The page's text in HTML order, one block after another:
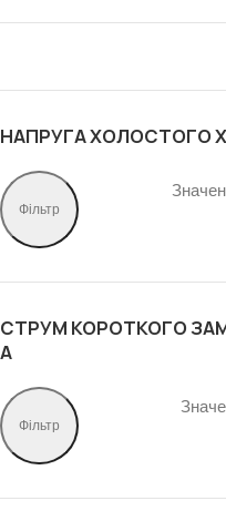
НАПРУГА ХОЛОСТОГО
Фільтр
СТРУМ КОРОТКОГО
А
Фільтр